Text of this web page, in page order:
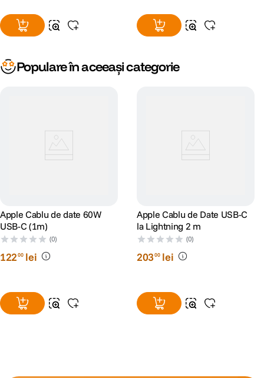
Populare în aceeași categorie
Apple Cablu de date 60W
USB-C (1m)
(0)
12200 lei
Apple Cablu de Date USB-C
la Lightning 2 m
(0)
20300 lei